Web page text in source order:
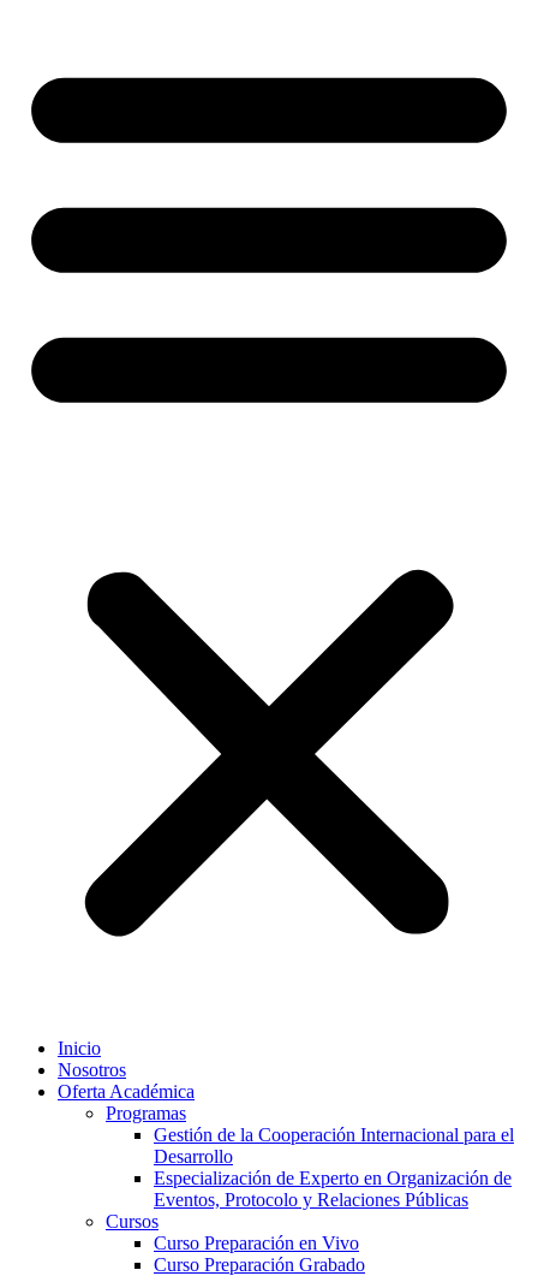
Inicio
Nosotros
Oferta Académica
Programas
Gestión de la Cooperación Internacional para el
Desarrollo
Especialización de Experto en Organización de
Eventos, Protocolo y Relaciones Públicas
Cursos
Curso Preparación en Vivo
Curso Preparación Grabado